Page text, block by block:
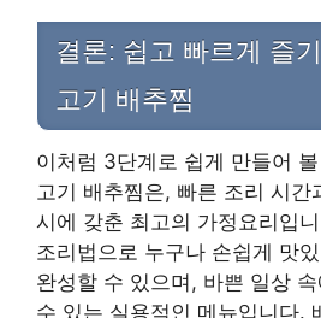
결론: 쉽고 빠르게 즐
고기 배추찜
이처럼 3단계로 쉽게 만들어
고기 배추찜은, 빠른 조리 시간
시에 갖춘 최고의 가정요리입
조리법으로 누구나 손쉽게 맛
완성할 수 있으며, 바쁜 일상
수 있는 실용적인 메뉴입니다.